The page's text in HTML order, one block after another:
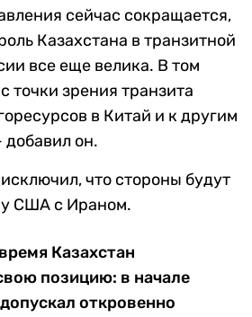
сейчас сокращается,
Казахстана в транзитной
все еще велика. В том
точки зрения транзита
в Китай и к другим
добавил он.
что стороны будут
США с Ираном.
Казахстан
позицию: в начале
откровенно